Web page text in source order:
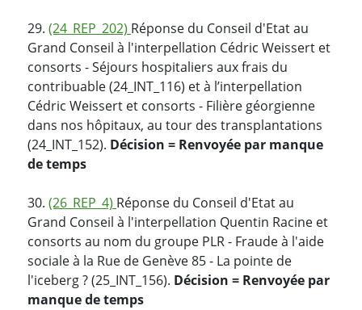
29. (24_REP_202) Réponse du Conseil d'Etat au
Grand Conseil à l'interpellation Cédric Weissert et
consorts - Séjours hospitaliers aux frais du
contribuable (24_INT_116) et à l’interpellation
Cédric Weissert et consorts - Filière géorgienne
dans nos hôpitaux, au tour des transplantations
(24_INT_152). Décision = Renvoyée par manque
de temps
30. (26_REP_4) Réponse du Conseil d'Etat au
Grand Conseil à l'interpellation Quentin Racine et
consorts au nom du groupe PLR - Fraude à l'aide
sociale à la Rue de Genève 85 - La pointe de
l'iceberg ? (25_INT_156). Décision = Renvoyée par
manque de temps